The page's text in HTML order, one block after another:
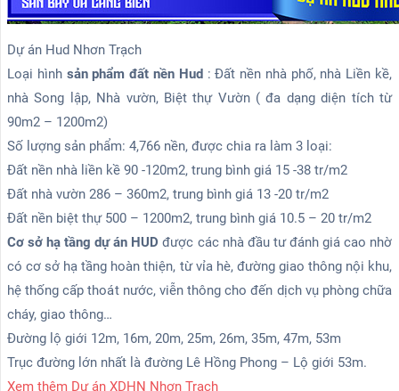
Dự án Hud Nhơn Trạch
Loại hình sản phẩm đất nền Hud: Đất nền nhà phố, nhà Liền kề,
nhà Song lập, Nhà vườn, Biệt thự Vườn ( đa dạng diện tích từ
90m2 – 1200m2)
Số lượng sản phẩm: 4,766 nền, được chia ra làm 3 loại:
Đất nền nhà liền kề 90 -120m2, trung bình giá 15 -38 tr/m2
Đất nhà vườn 286 – 360m2, trung bình giá 13 -20 tr/m2
Đất nền biệt thự 500 – 1200m2, trung bình giá 10.5 – 20 tr/m2
Cơ sở hạ tầng dự án HUD được các nhà đầu tư đánh giá cao nhờ
có cơ sở hạ tầng hoàn thiện, từ vỉa hè, đường giao thông nội khu,
hệ thống cấp thoát nước, viễn thông cho đến dịch vụ phòng chữa
cháy, giao thông…
Đường lộ giới 12m, 16m, 20m, 25m, 26m, 35m, 47m, 53m
Trục đường lớn nhất là đường Lê Hồng Phong – Lộ giới 53m.
Xem thêm Dự án XDHN Nhơn Trạch